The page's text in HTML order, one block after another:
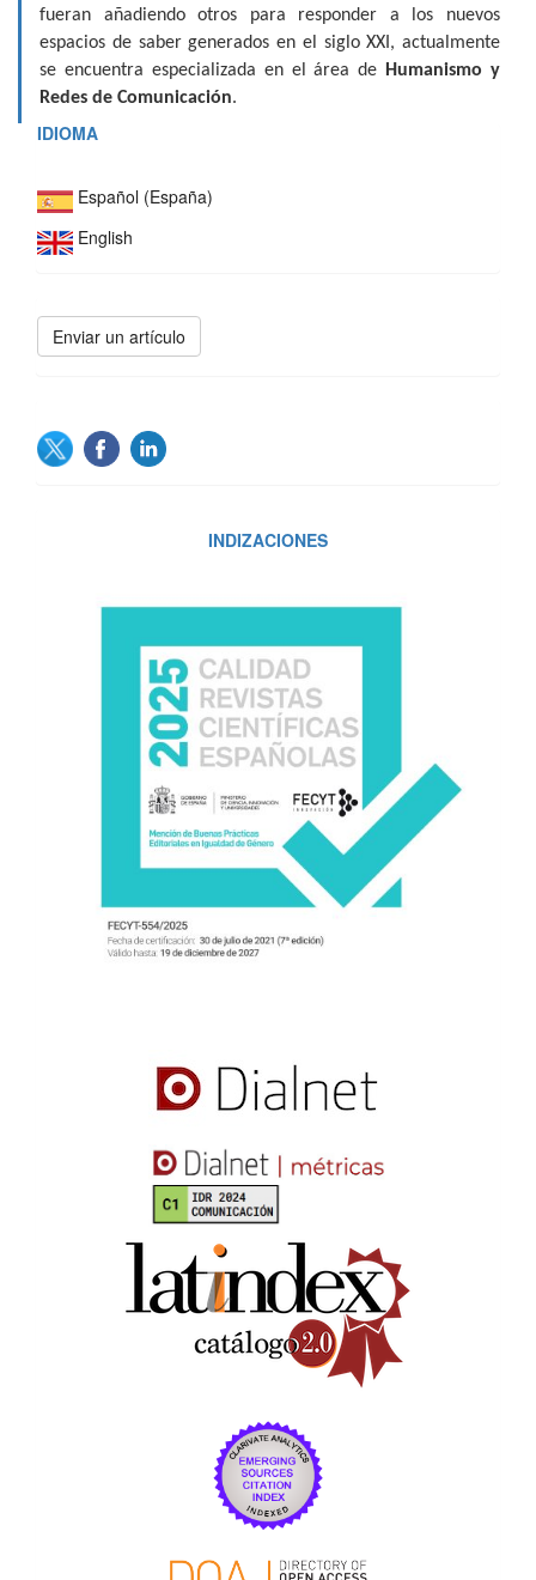
fueran añadiendo otros para responder a los nuevos
espacios de saber generados en el siglo XXI, actualmente
se encuentra especializada en el área de
Humanismo y
Redes de Comunicación.
IDIOMA
Español (España)
English
Enviar
un
Enviar un artículo
INDIZACIONES